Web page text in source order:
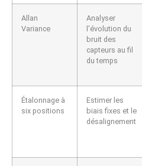
Allan
Variance
Analyser
l'évolution du
bruit des
capteurs au fil
du temps
Étalonnage à
six positions
Estimer les
biais fixes et le
désalignement